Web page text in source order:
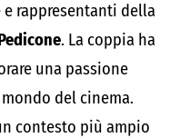
rappresentanti della
. La coppia ha
una passione
del cinema.
contesto più ampio